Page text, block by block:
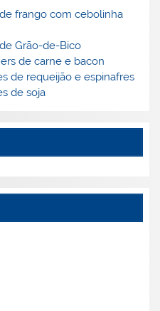
frango com cebolinha
Grão-de-Bico
de carne e bacon
de requeijão e espinafres
de soja